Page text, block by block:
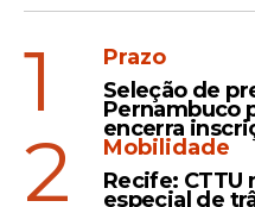
chuvas.
1
Prazo
Seleção de
Pernambuco
encerra
2
Mobilidade
Recife:
especial de